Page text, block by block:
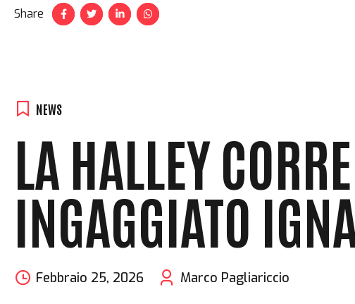
Share
NEWS
LA HALLEY
INGAGGIATO
Febbraio 25, 2026 Marco Pagliariccio